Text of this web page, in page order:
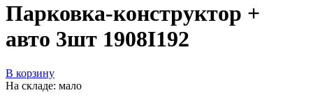
Парковка-конструктор +
авто 3шт 1908I192
В корзину
На складе: мало